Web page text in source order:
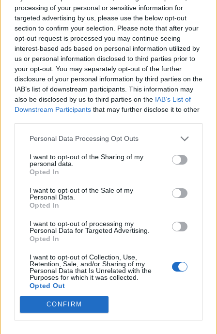
processing of your personal or sensitive information for
targeted advertising by us, please use the below opt-out
section to confirm your selection. Please note that after your
opt-out request is processed you may continue seeing
interest-based ads based on personal information utilized by
us or personal information disclosed to third parties prior to
your opt-out. You may separately opt-out of the further
disclosure of your personal information by third parties on the
IAB’s list of downstream participants. This information may
also be disclosed by us to third parties on the IAB’s List of
Downstream Participants that may further disclose it to other
Personal Data Processing Opt Outs
I want to opt-out of the Sharing of my
personal data.
Opted In
I want to opt-out of the Sale of my
Personal Data.
Opted In
I want to opt-out of processing my
Personal Data for Targeted Advertising.
Opted In
I want to opt-out of Collection, Use,
Retention, Sale, and/or Sharing of my
Personal Data that Is Unrelated with the
Purposes for which it was collected.
Opted Out
CONFIRM
prima il governo nazionale e in particolare il
ministero dello Sviluppo Economico attivi un
tavolo tecnico e di confronto con le forze
sindacali, istituzionali e l’azienda, per fermare
il surreale piano di Pfizer di depotenziare il
sito catanese ricorrendo persino a
inaccettabili licenziamenti di personale,
proprio mentre la stessa impresa ha assunto
un fruttuoso ruolo centrale nel mondo con la
produzione di miliardi di vaccini».